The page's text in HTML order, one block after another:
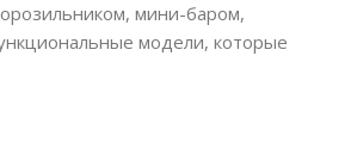
мини-баром,
модели, которые